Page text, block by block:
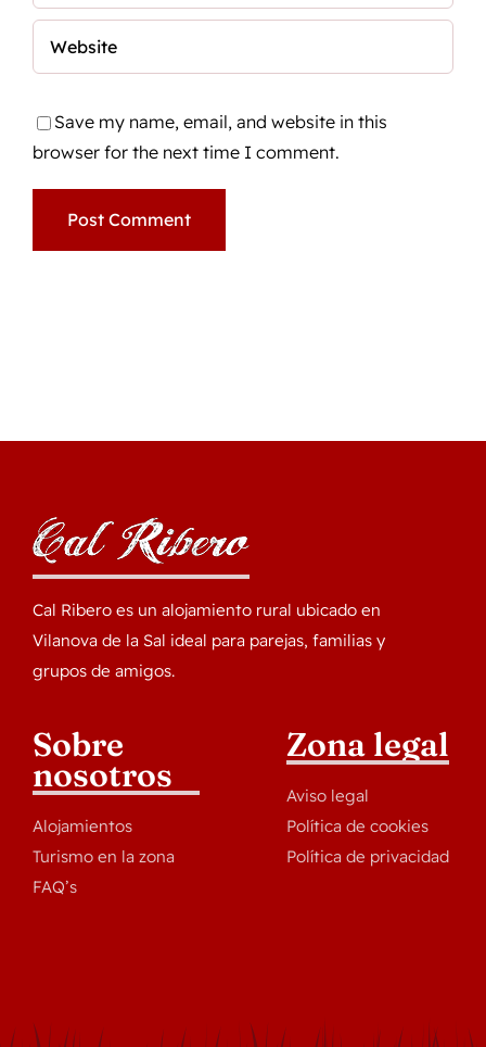
Save my name, email, and website in this
browser for the next time I comment.
Cal Ribero es un alojamiento rural ubicado en
Vilanova de la Sal ideal para parejas, familias y
grupos de amigos.
Sobre
nosotros
Alojamientos
Turismo en la zona
FAQ’s
Zona legal
Aviso legal
Política de cookies
Política de privacidad